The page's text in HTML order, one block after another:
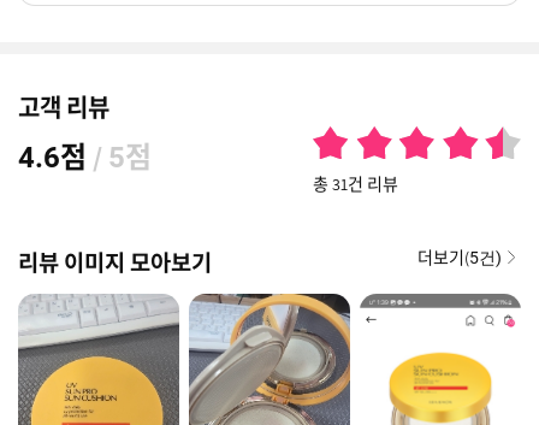
고객 리뷰
4.6점 / 5점
총 31건 리뷰
리뷰 이미지 모아보기 더보기(5건)